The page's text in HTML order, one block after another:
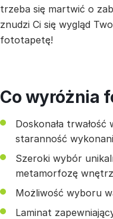
trzeba się martwić o
znudzi Ci się wygląd
fototapetę!
Co wyróżnia
Doskonała trwałość
staranność
Szeroki wybór
metamorfozę
Możliwość wyboru
Laminat